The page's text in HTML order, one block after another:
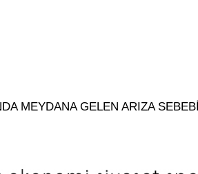
MEYDANA GELEN ARIZA